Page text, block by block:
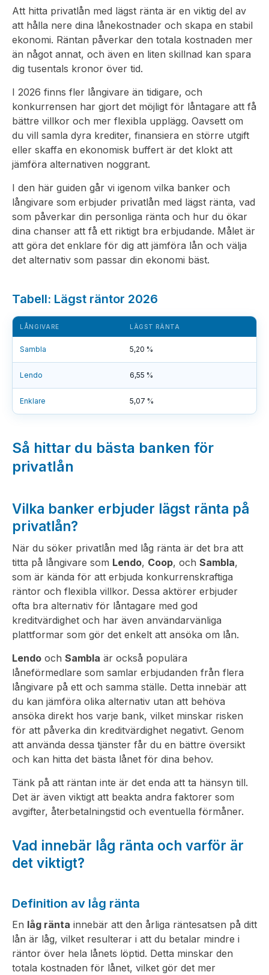
Att hitta privatlån med lägst ränta är en viktig del av
att hålla nere dina lånekostnader och skapa en stabil
ekonomi. Räntan påverkar den totala kostnaden mer
än något annat, och även en liten skillnad kan spara
dig tusentals kronor över tid.
I 2026 finns fler långivare än tidigare, och
konkurrensen har gjort det möjligt för låntagare att få
bättre villkor och mer flexibla upplägg. Oavsett om
du vill samla dyra krediter, finansiera en större utgift
eller skaffa en ekonomisk buffert är det klokt att
jämföra alternativen noggrant.
I den här guiden går vi igenom vilka banker och
långivare som erbjuder privatlån med lägst ränta, vad
som påverkar din personliga ränta och hur du ökar
dina chanser att få ett riktigt bra erbjudande. Målet är
att göra det enklare för dig att jämföra lån och välja
det alternativ som passar din ekonomi bäst.
Tabell: Lägst räntor 2026
LÅNGIVARE LÄGST RÄNTA
Sambla 5,20 %
Lendo 6,55 %
Enklare 5,07 %
Så hittar du bästa banken för
privatlån
Vilka banker erbjuder lägst ränta på
privatlån?
När du söker privatlån med låg ränta är det bra att
titta på långivare som Lendo, Coop, och Sambla,
som är kända för att erbjuda konkurrenskraftiga
räntor och flexibla villkor. Dessa aktörer erbjuder
ofta bra alternativ för låntagare med god
kreditvärdighet och har även användarvänliga
plattformar som gör det enkelt att ansöka om lån.
Lendo och Sambla är också populära
låneförmedlare som samlar erbjudanden från flera
långivare på ett och samma ställe. Detta innebär att
du kan jämföra olika alternativ utan att behöva
ansöka direkt hos varje bank, vilket minskar risken
för att påverka din kreditvärdighet negativt. Genom
att använda dessa tjänster får du en bättre översikt
och kan hitta det bästa lånet för dina behov.
Tänk på att räntan inte är det enda att ta hänsyn till.
Det är även viktigt att beakta andra faktorer som
avgifter, återbetalningstid och eventuella förmåner.
Vad innebär låg ränta och varför är
det viktigt?
Definition av låg ränta
En låg ränta innebär att den årliga räntesatsen på ditt
lån är låg, vilket resulterar i att du betalar mindre i
räntor över hela lånets löptid. Detta minskar den
totala kostnaden för lånet, vilket gör det mer